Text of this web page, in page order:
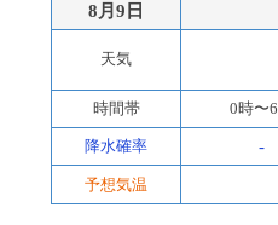
8月9日
天気
時間帯 0時〜
降水確率 -
予想気温